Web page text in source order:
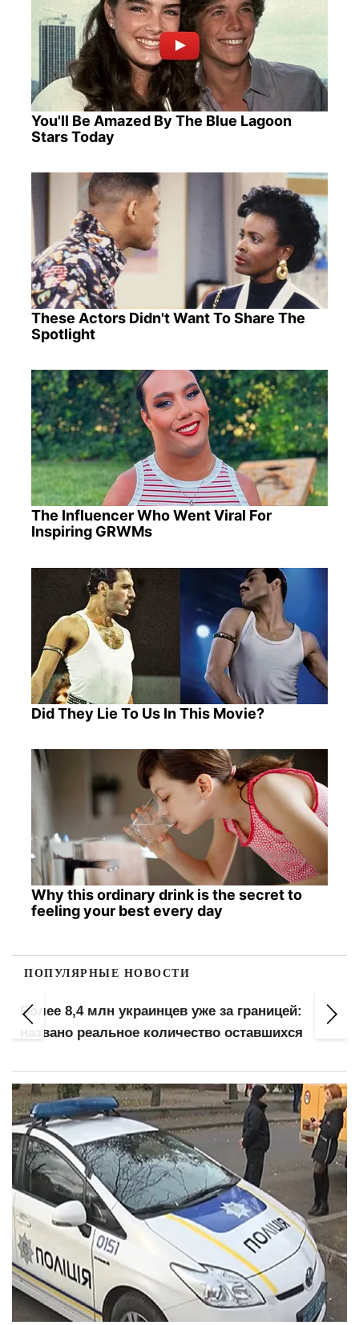
You'll Be Amazed By The Blue Lagoon
Stars Today
These Actors Didn't Want To Share The
Spotlight
The Influencer Who Went Viral For
Inspiring GRWMs
Did They Lie To Us In This Movie?
Why this ordinary drink is the secret to
feeling your best every day
ПОПУЛЯРНЫЕ НОВОСТИ
Более 8,4 млн украинцев уже за границей:
названо реальное количество оставшихся